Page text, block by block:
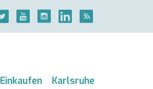
Einkaufen Karlsruhe